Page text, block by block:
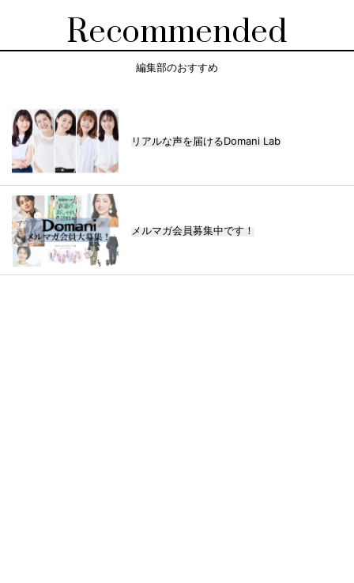
Recommended
編集部のおすすめ
リアルな声を届けるDomani Lab
メルマガ会員募集中です！